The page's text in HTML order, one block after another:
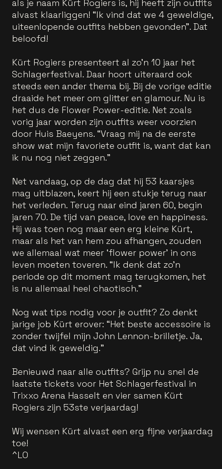
als je naam Kürt Rogiers is, hij heeft zijn outfits
alvast klaarliggen! “Ik vind dat we 4 geweldige,
uiteenlopende outfits hebben gevonden”. Dat
beloofd!
Kürt Rogiers presenteert al zo’n 10 jaar het
Schlagerfestival. Daar hoort uiteraard ook
steeds een ander thema bij. Bij de vorige editie
draaide het meer om glitter en glamour. Nu is
het dus de Flower Power-editie. Net zoals
vorig jaar worden zijn outfits weer voorzien
door Huis Baeyens. “Vraag mij na de eerste
show wat mijn favoriete outfit is, want dat kan
ik nu nog niet zeggen.”
Net vandaag, op de dag dat hij 53 kaarsjes
mag uitblazen, keert hij een stukje terug naar
het verleden. Terug naar eind jaren 60, begin
jaren 70. De tijd van peace, love en happiness.
Hij was toen nog maar een erg kleine Kürt,
maar als het van hem zou afhangen, zouden
we allemaal wat meer ‘flower power’ in ons
leven moeten toveren. “Ik denk dat zo’n
periode op dit moment mag terugkomen, het
is nu allemaal heel chaotisch.”
Nog wat tips nodig voor je outfit? Zo denkt
jarige job Kürt erover: “Het beste accessoire is
zonder twijfel mijn John Lennon-brilletje. Ja,
dat vind ik geweldig.”
Benieuwd naar alle outfits? Grijp nu snel de
laatste tickets voor Het Schlagerfestival in
Trixxo Arena Hasselt en vier samen Kürt
Rogiers zijn 53ste verjaardag!
Wij wensen Kürt alvast een erg fijne verjaardag
toe!
^LO